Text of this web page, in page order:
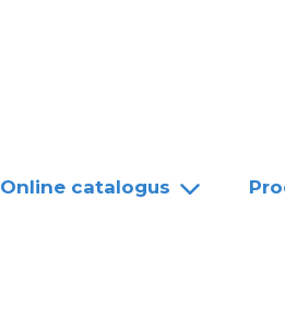
Online catalogus